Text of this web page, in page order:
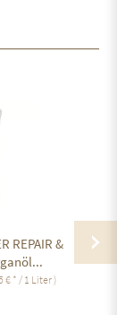
REPAIR &
€ * / 1 Liter )